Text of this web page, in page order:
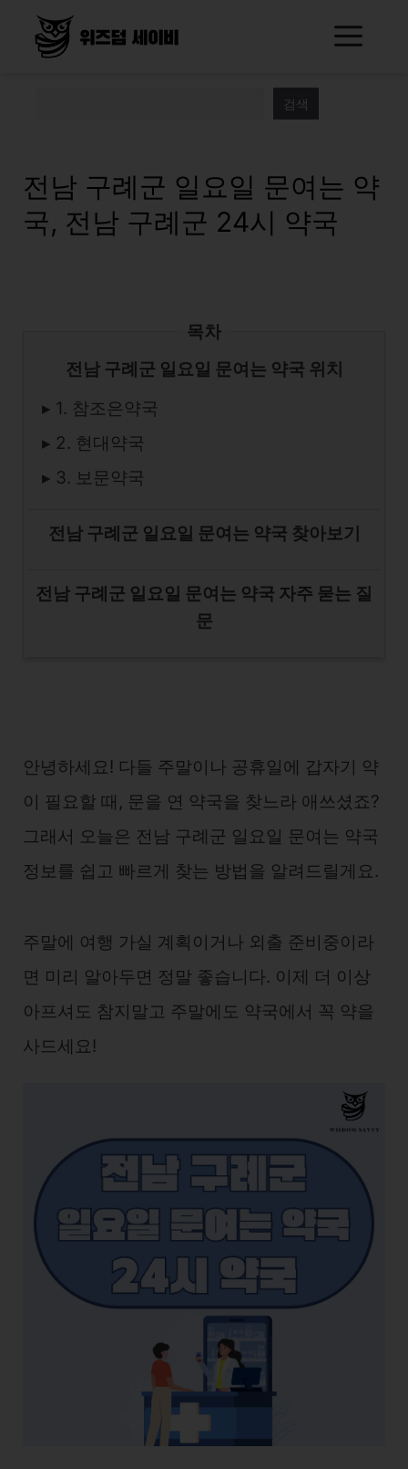
검색
전남 구례군 일요일 문여는 약
국, 전남 구례군 24시 약국
목차
전남 구례군 일요일 문여는 약국 위치
▸ 1. 참조은약국
▸ 2. 현대약국
▸ 3. 보문약국
전남 구례군 일요일 문여는 약국 찾아보기
전남 구례군 일요일 문여는 약국 자주 묻는 질
문
안녕하세요! 다들 주말이나 공휴일에 갑자기 약
이 필요할 때, 문을 연 약국을 찾느라 애쓰셨죠?
그래서 오늘은 전남 구례군 일요일 문여는 약국
정보를 쉽고 빠르게 찾는 방법을 알려드릴게요.
주말에 여행 가실 계획이거나 외출 준비중이라
면 미리 알아두면 정말 좋습니다. 이제 더 이상
아프셔도 참지말고 주말에도 약국에서 꼭 약을
사드세요!